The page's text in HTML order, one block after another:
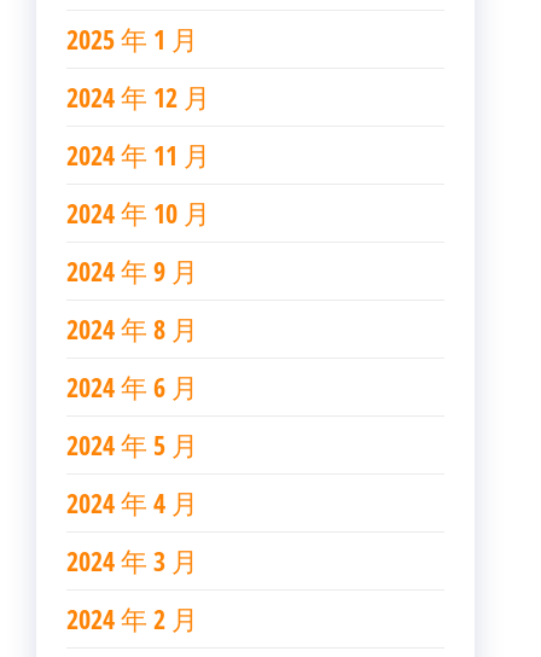
2025 年 1 月
2024 年 12 月
2024 年 11 月
2024 年 10 月
2024 年 9 月
2024 年 8 月
2024 年 6 月
2024 年 5 月
2024 年 4 月
2024 年 3 月
2024 年 2 月